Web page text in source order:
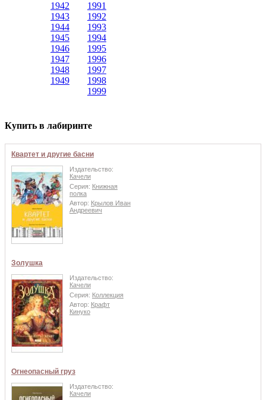
1942
1943
1944
1945
1946
1947
1948
1949
1991
1992
1993
1994
1995
1996
1997
1998
1999
Купить в лабиринте
Квартет и другие басни
Издательство:
Качели
Серия: Книжная
полка
Автор: Крылов Иван
Андреевич
Золушка
Издательство:
Качели
Серия: Коллекция
Автор: Крафт
Кинуко
Огнеопасный груз
Издательство:
Качели